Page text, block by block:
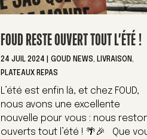
FOUD RESTE OUVERT TOUT L’ÉTÉ !
24 JUIL 2024 |GOUD NEWS, LIVRAISON,
PLATEAUX REPAS
L’été est enfin là, et chez FOUD,
nous avons une excellente
nouvelle pour vous : nous
ouverts tout l’été ! 🌴🎉 Que